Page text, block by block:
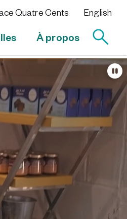
Quatre Cents English
À propos